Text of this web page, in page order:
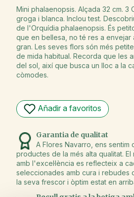
Mini phalaenopsis. Alçada 32 cm. 3
groga i blanca. Inclou test.
de l'Orquídia phalaenopsis. És
que en bellesa, no té res a envejar
gran. Les seves flors són més
de mida habitual. Recorda que les
del sol, així que busca un lloc a la
còmodes.
Añadir a favoritos
Garantia de qualitat
A Flores Navarro, ens
productes de la més alta qualitat. El
amb l'excel·lència es reflecteix a
seleccionades amb cura i rebudes
la seva frescor i òptim estat en